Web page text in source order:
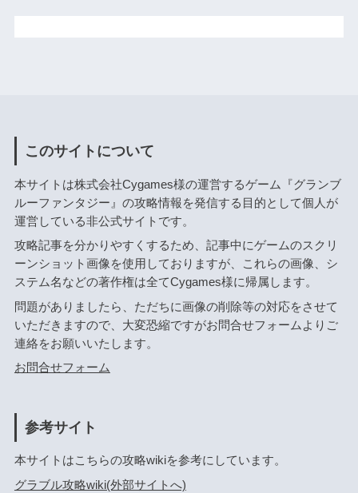
このサイトについて
本サイトは株式会社Cygames様の運営するゲーム『グランブ
ルーファンタジー』の攻略情報を発信する目的として個人が
運営している非公式サイトです。
攻略記事を分かりやすくするため、記事中にゲームのスクリ
ーンショット画像を使用しておりますが、これらの画像、シ
ステム名などの著作権は全てCygames様に帰属します。
問題がありましたら、ただちに画像の削除等の対応をさせて
いただきますので、大変恐縮ですがお問合せフォームよりご
連絡をお願いいたします。
お問合せフォーム
参考サイト
本サイトはこちらの攻略wikiを参考にしています。
グラブル攻略wiki(外部サイトへ)